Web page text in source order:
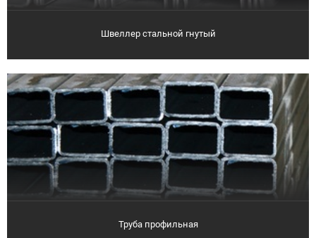
Швеллер стальной гнутый
Труба профильная